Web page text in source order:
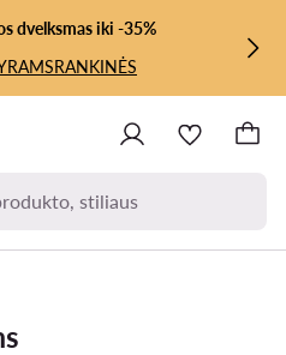
dvelksmas iki -35%
RANKINĖS
stiliaus